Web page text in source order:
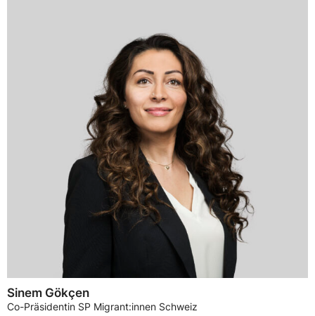
Sinem Gökçen
Co-Präsidentin SP Migrant:innen Schweiz